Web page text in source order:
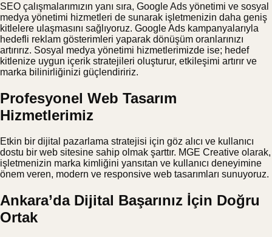
SEO çalışmalarımızın yanı sıra, Google Ads yönetimi ve sosyal
medya yönetimi hizmetleri de sunarak işletmenizin daha geniş
kitlelere ulaşmasını sağlıyoruz. Google Ads kampanyalarıyla
hedefli reklam gösterimleri yaparak dönüşüm oranlarınızı
artırırız. Sosyal medya yönetimi hizmetlerimizde ise; hedef
kitlenize uygun içerik stratejileri oluşturur, etkileşimi artırır ve
marka bilinirliğinizi güçlendiririz.
Profesyonel Web Tasarım
Hizmetlerimiz
Etkin bir dijital pazarlama stratejisi için göz alıcı ve kullanıcı
dostu bir web sitesine sahip olmak şarttır. MGE Creative olarak,
işletmenizin marka kimliğini yansıtan ve kullanıcı deneyimine
önem veren, modern ve responsive web tasarımları sunuyoruz.
Ankara’da Dijital Başarınız İçin Doğru
Ortak